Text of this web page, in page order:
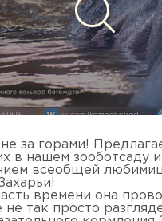
за горами!
в нашем зооботсаду
всеобщей
времени она
не так просто